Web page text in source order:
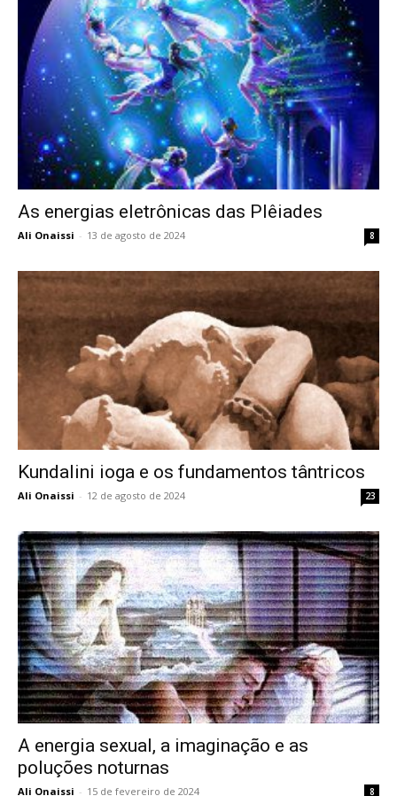
As energias eletrônicas das Plêiades
Ali Onaissi - 13 de agosto de 2024 8
Kundalini ioga e os fundamentos tântricos
Ali Onaissi - 12 de agosto de 2024 23
A energia sexual, a imaginação e as
poluções noturnas
Ali Onaissi - 15 de fevereiro de 2024 8